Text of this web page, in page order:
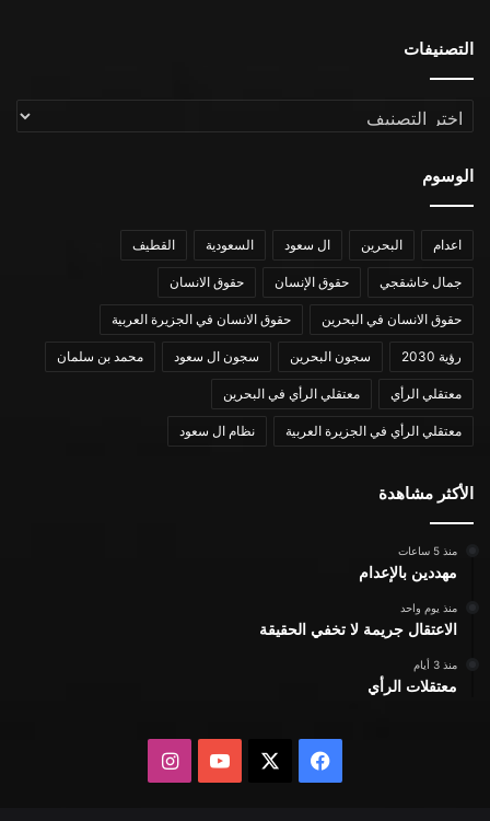
التصنيفات
التصنيفات
الوسوم
اعدام البحرين ال سعود السعودية القطيف
جمال خاشقجي حقوق الإنسان حقوق الانسان
حقوق الانسان في البحرين حقوق الانسان في الجزيرة العربية
رؤية 2030 سجون البحرين سجون ال سعود محمد بن سلمان
معتقلي الرأي معتقلي الرأي في البحرين
معتقلي الرأي في الجزيرة العربية نظام ال سعود
الأكثر مشاهدة
منذ 5 ساعات
مهددين بالإعدام
منذ يوم واحد
الاعتقال جريمة لا تخفي الحقيقة
منذ 3 أيام
معتقلات الرأي
فيسبوك يوتيوبانستقرام